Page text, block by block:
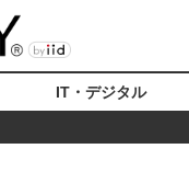
IT・デジタル